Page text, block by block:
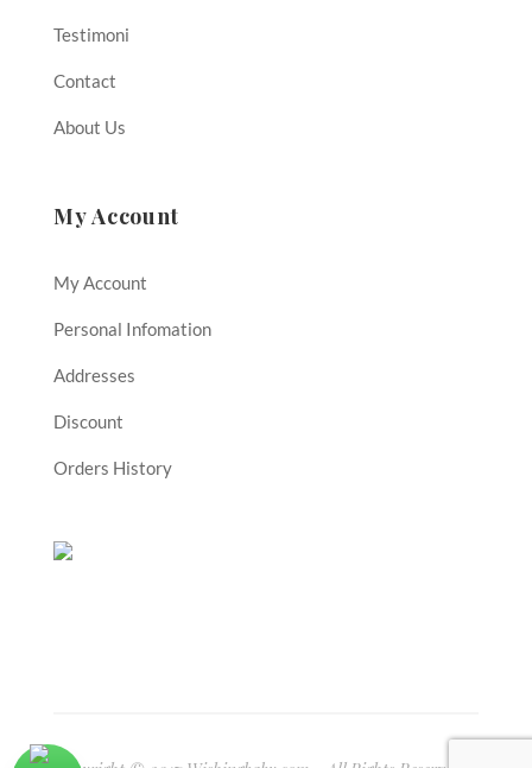
Testimoni
Contact
About Us
My Account
My Account
Personal Infomation
Addresses
Discount
Orders History